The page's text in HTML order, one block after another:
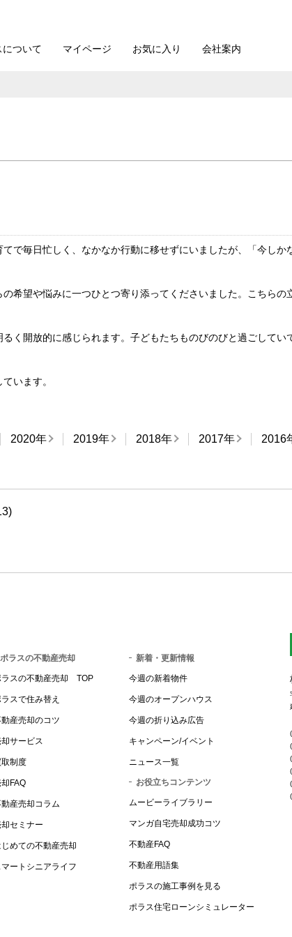
について マイページ お気に入り 会社案内
で毎日忙しく、なかなか行動に移せずにいましたが、「今しか
希望や悩みに一つひとつ寄り添ってくださいました。こちらの
く開放的に感じられます。子どもたちものびのびと過ごしてい
います。
2020年 2019年 2018年 2017年 2016
ポラスの不動産売却
ラスの不動産売却 TOP
スで住み替え
産売却のコツ
サービス
取制度
FAQ
産売却コラム
セミナー
めての不動産売却
マートシニアライフ
新着・更新情報
今週の新着物件
今週のオープンハウス
今週の折り込み広告
キャンペーン/イベント
ニュース一覧
お役立ちコンテンツ
ムービーライブラリー
マンガ自宅売却成功コツ
不動産FAQ
不動産用語集
ポラスの施工事例を見る
ポラス住宅ローンシミュレーター